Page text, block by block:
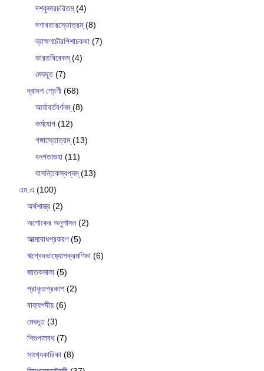
দশকুমারচরিতম্(4)
দশাবতারস্তোত্রম্(8)
ব্রাহ্মণচৌরপিশাচকথা (7)
ভারতবিবেকম্(4)
মেঘদূত(7)
দ্বাদশ শ্রেণী (68)
আর্যাবর্তবর্ণনম্(8)
কর্মযোগ (12)
গঙ্গাস্তোত্রম্(13)
বনগতাগুহা (11)
বাসন্তিকস্বপ্নম্(13)
এম.এ (100)
অর্থশাস্ত্র (2)
অশোকের অনুশাসন(2)
আত্মবোধপ্রকরণ(5)
ঋগ্বেদভাষ‍্যোপক্রমণিকা (6)
জাতকমালা (5)
প্রাকৃতপ্রকাশ(2)
বাক‍্যপদীয় (6)
মেঘদূত(3)
শিশুপালবধ(7)
সাংখ‍্যকারিকা (8)